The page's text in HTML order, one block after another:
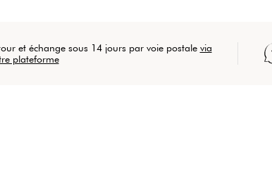
et échange sous 14 jours par voie postale via
plateforme